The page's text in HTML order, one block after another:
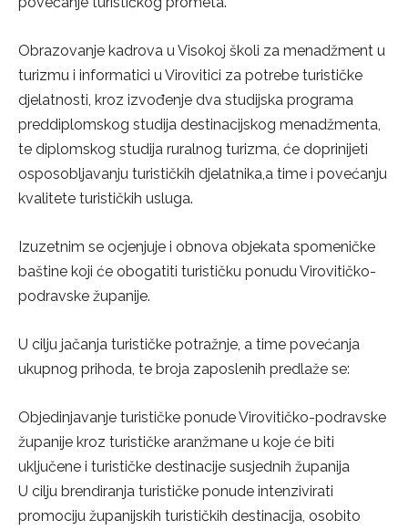
Obrazovanje kadrova u Visokoj školi za menadžment u
turizmu i informatici u Virovitici za potrebe turističke
djelatnosti, kroz izvođenje dva studijska programa
preddiplomskog studija destinacijskog menadžmenta,
te diplomskog studija ruralnog turizma, će doprinijeti
osposobljavanju turističkih djelatnika,a time i povećanju
kvalitete turističkih usluga.
Izuzetnim se ocjenjuje i obnova objekata spomeničke
baštine koji će obogatiti turističku ponudu Virovitičko-
podravske županije.
U cilju jačanja turističke potražnje, a time povećanja
ukupnog prihoda, te broja zaposlenih predlaže se:
Objedinjavanje turističke ponude Virovitičko-podravske
županije kroz turističke aranžmane u koje će biti
uključene i turističke destinacije susjednih županija
U cilju brendiranja turističke ponude intenzivirati
promociju županijskih turističkih destinacija, osobito